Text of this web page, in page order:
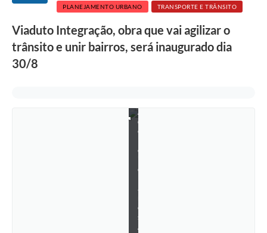
Prefeitura
PLANEJAMENTO URBANO TRANSPORTE E TRÂNSITO
Viaduto Integração, obra que vai agilizar o
trânsito e unir bairros, será inaugurado dia
30/8
A
d
e
c
o
a
o
s
/